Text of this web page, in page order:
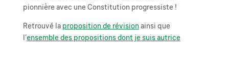
pionnière avec une Constitution progressiste !
Retrouvé la proposition de révisionainsi que
l’ensemble des propositions dont je suis autrice